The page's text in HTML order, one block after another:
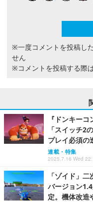
※一度コメントを投稿し
せん
※コメントを投稿する際
『ドンキー
「スイッチ2
プレイ必須の
連載・特集
2025.7.16 Wed
「ゾイド」
バージョン
定。機体改造